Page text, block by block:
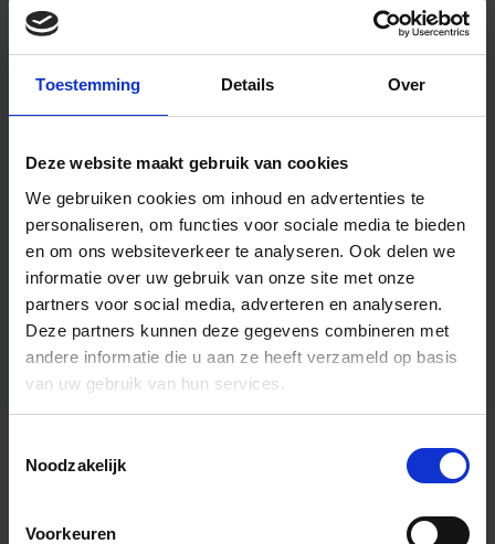
Toestemming Details Over
Deze website maakt gebruik van cookies
We gebruiken cookies om inhoud en advertenties te
personaliseren, om functies voor sociale media te bieden
en om ons websiteverkeer te analyseren. Ook delen we
informatie over uw gebruik van onze site met onze
partners voor social media, adverteren en analyseren.
Deze partners kunnen deze gegevens combineren met
andere informatie die u aan ze heeft verzameld op basis
van uw gebruik van hun services.
Noodzakelijk
Voorkeuren
Algemene informatie